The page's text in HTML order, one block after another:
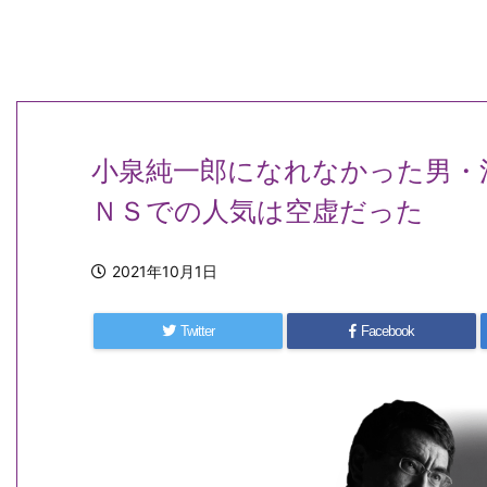
小泉純一郎になれなかった男
ＮＳでの人気は空虚だった
2021年10月1日
Twitter Facebook